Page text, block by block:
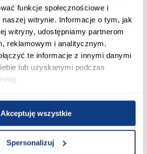
funkcje społecznościowe i
witrynie. Informacje o tym, jak
witryny, udostępniamy partnerom
reklamowym i analitycznym.
te informacje z innymi danymi
lub uzyskanymi podczas
Akceptuję wszystkie
Spersonalizuj
Szafa Prowansja S1D sosna
andersen/dąb lefkas ciemny
739,00 zł